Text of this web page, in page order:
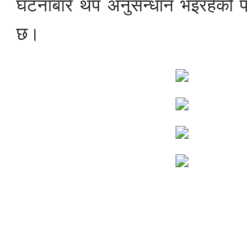
घटनाबारे थप अनुसन्धान भइरहेको
छ।